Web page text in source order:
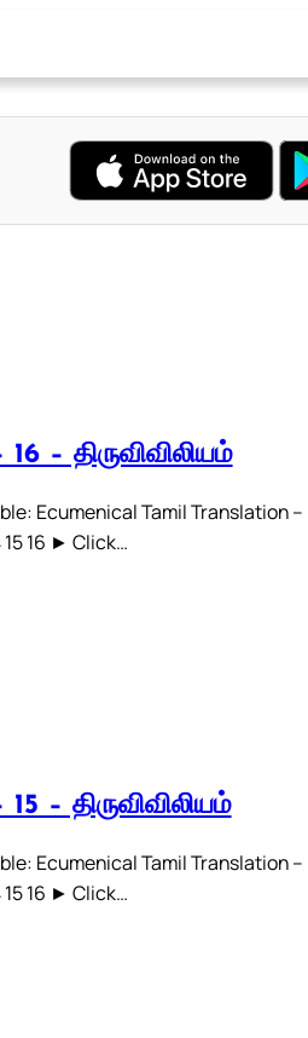
– திருவிவிலியம்
Ecumenical Tamil Translation –
15 16 ► Click…
– திருவிவிலியம்
Ecumenical Tamil Translation –
15 16 ► Click…